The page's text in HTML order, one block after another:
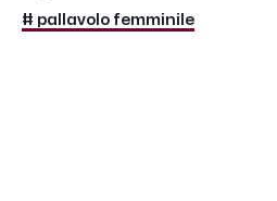
# pallavolo femminile